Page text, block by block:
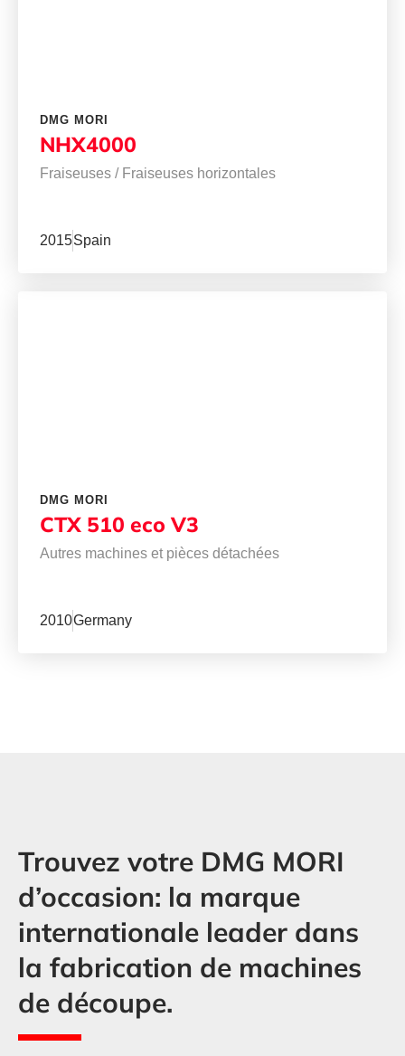
DMG MORI
NHX4000
Fraiseuses / Fraiseuses horizontales
2015Spain
DMG MORI
CTX 510 eco V3
Autres machines et pièces détachées
2010Germany
NHX5000
Fraiseuses/Fraiseuses horizontales
2018 Spain